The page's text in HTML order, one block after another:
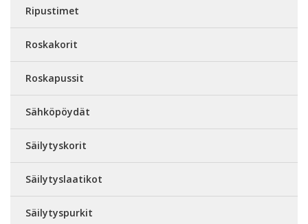
Ripustimet
Roskakorit
Roskapussit
Sähköpöydät
Säilytyskorit
Säilytyslaatikot
Säilytyspurkit